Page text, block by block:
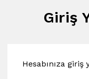
Giriş
Hesabınıza giriş